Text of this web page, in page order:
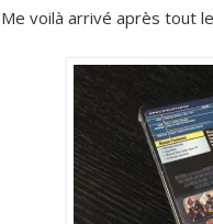
Me voilà arrivé après tout